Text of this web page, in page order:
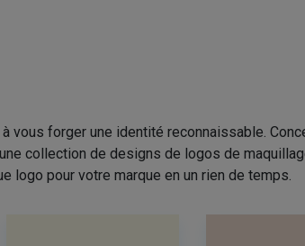
vous forger une identité reconnaissable.
collection de designs de logos de
logo pour votre marque en un rien de temps.